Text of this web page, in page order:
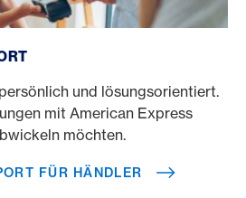
und lösungsorientiert.
mit American Express
möchten.
FÜR HÄNDLER